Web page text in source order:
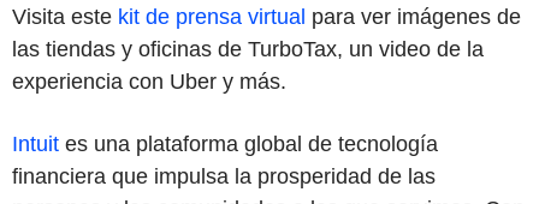
Visita este kit de prensa virtual para ver imágenes de
las tiendas y oficinas de TurboTax, un video de la
experiencia con Uber y más.
Intuit es una plataforma global de tecnología
financiera que impulsa la prosperidad de las